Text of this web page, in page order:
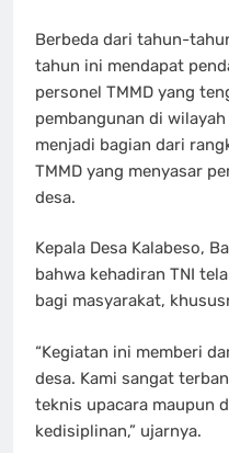
Berbeda dari tahun-
tahun ini mendapat
personel TMMD yang
pembangunan di
menjadi bagian dari
TMMD yang menyasar
desa.
Kepala Desa Kalabeso,
bahwa kehadiran TNI
bagi masyarakat,
“Kegiatan ini memberi
desa. Kami sangat
teknis upacara maupun
kedisiplinan,” ujarnya.